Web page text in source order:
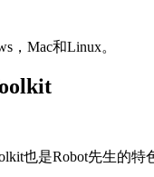
，Mac和Linux。
也是Robot先生